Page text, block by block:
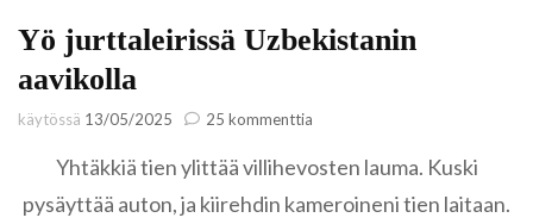
Yö jurttaleirissä Uzbekistanin
aavikolla
käytössä 13/05/2025 25 kommenttia
jurttaleirissä
aavikolla
Yhtäkkiä tien ylittää villihevosten lauma. Kuski
pysäyttää auton, ja kiirehdin kameroineni tien laitaan.